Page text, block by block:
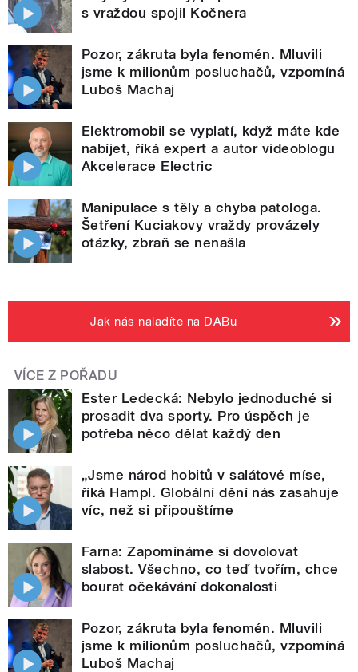
s vraždou spojil Kočnera
Pozor, zákruta byla fenomén. Mluvili
jsme k milionům posluchačů, vzpomíná
Luboš Machaj
Elektromobil se vyplatí, když máte kde
nabíjet, říká expert a autor videoblogu
Akcelerace Electric
Manipulace s těly a chyba patologa.
Šetření Kuciakovy vraždy provázely
otázky, zbraň se nenašla
Jak nás naladíte na DABu
VÍCE Z POŘADU
Ester Ledecká: Nebylo jednoduché si
prosadit dva sporty. Pro úspěch je
potřeba něco dělat každý den
„Jsme národ hobitů v salátové míse,
říká Hampl. Globální dění nás zasahuje
víc, než si připouštíme
Farna: Zapomínáme si dovolovat
slabost. Všechno, co teď tvořím, chce
bourat očekávání dokonalosti
Pozor, zákruta byla fenomén. Mluvili
jsme k milionům posluchačů, vzpomíná
Luboš Machaj